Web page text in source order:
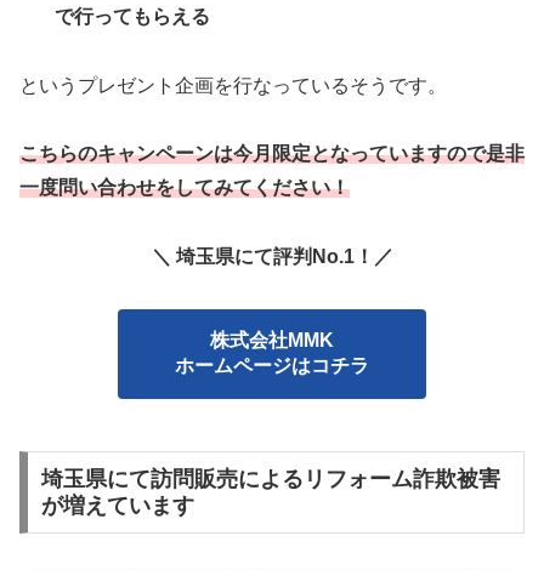
で行ってもらえる
というプレゼント企画を行なっているそうです。
こちらのキャンペーンは今月限定となっていますので是非
一度問い合わせをしてみてください！
＼ 埼玉県にて評判No.1！／
株式会社MMK
ホームページはコチラ
埼玉県にて訪問販売によるリフォーム詐欺被害
が増えています